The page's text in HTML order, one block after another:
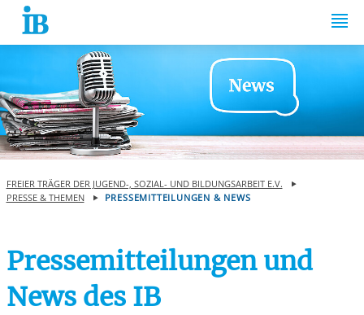
Springe zum Inhalt
FREIER TRÄGER DER JUGEND-, SOZIAL- UND BILDUNGSARBEIT E.V.
PRESSE & THEMEN
PRESSEMITTEILUNGEN & NEWS
Pressemitteilungen und
News des IB